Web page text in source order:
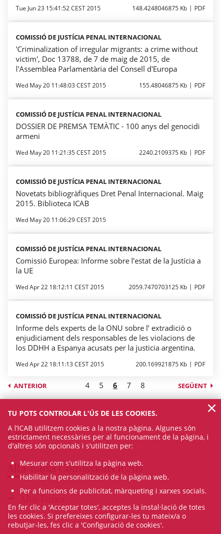
Tue Jun 23 15:41:52 CEST 2015 148.4248046875 Kb PDF
COMISSIÓ DE JUSTÍCIA PENAL INTERNACIONAL
'Criminalization of irregular migrants: a crime without
victim', Doc 13788, de 7 de maig de 2015, de
l'Assemblea Parlamentària del Consell d'Europa
Wed May 20 11:48:03 CEST 2015 155.48046875 Kb PDF
COMISSIÓ DE JUSTÍCIA PENAL INTERNACIONAL
DOSSIER DE PREMSA TEMÀTIC - 100 anys del genocidi
armeni
Wed May 20 11:21:35 CEST 2015 2240.2109375 Kb PDF
COMISSIÓ DE JUSTÍCIA PENAL INTERNACIONAL
Novetats bibliogràfiques Dret Penal Internacional. Maig
2015. Biblioteca ICAB
Wed May 20 11:06:29 CEST 2015
COMISSIÓ DE JUSTÍCIA PENAL INTERNACIONAL
Comissió Europea: Informe sobre l’estat de la Justícia a
la UE
Wed Apr 22 18:12:11 CEST 2015 2059.7470703125 Kb PDF
COMISSIÓ DE JUSTÍCIA PENAL INTERNACIONAL
Informe dels experts de la ONU sobre l’ extradició o
enjudiciament dels responsables de les violacions de
los DDHH a Espanya acusats per la justicia argentina.
Wed Apr 22 18:11:13 CEST 2015 200.169921875 Kb PDF
ANTERIOR 4 5 6 7 8 SEGÜENT
Contacta
Alta/Baixa Comissions ICAB
TU POTS CONTROLAR L'ÚS DE LES COOKIES.
A l’ICAB utilitzem cookies a la nostra pàgina. Algunes són
estrictament necessàries per al funcionament de la pàgina, i
d'altres són opcionals i s'utilitzen per:
Mesurar com s'utilitza la pàgina web.
Habilitar la personalització de la pàgina web.
Per a funcions de publicitat, màrqueting i xarxes socials.
En fer clic a 'Acceptar totes', acceptes la instal·lació de totes
les cookies. Si prefereixes configurar-les tu mateix/a o
rebutjar-les, fes clic a 'Configuració de cookies'.
×